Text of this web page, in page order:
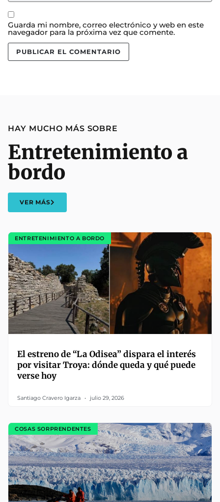
Guarda mi nombre, correo electrónico y web en este
navegador para la próxima vez que comente.
HAY MUCHO MÁS SOBRE
Entretenimiento a
bordo
VER MÁS
ENTRETENIMIENTO A BORDO
El estreno de “La Odisea” dispara el interés
por visitar Troya: dónde queda y qué puede
verse hoy
Santiago Cravero Igarza julio 29, 2026
COSAS SORPRENDENTES